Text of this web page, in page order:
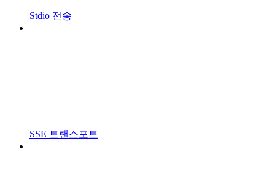
Stdio 전송
SSE 트랜스포트